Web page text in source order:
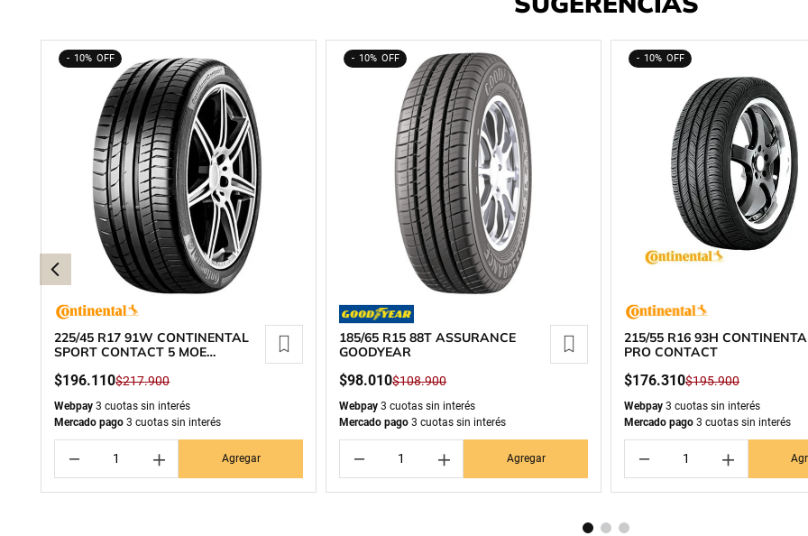
10%
225/45 R17 91W CONTINENTAL
SPORT CONTACT 5 MOE
$196.110$217.900
Webpay 3 cuotas sin interés
Mercado pago 3 cuotas sin interés
＋
－ Agregar
10%
185/65 R15 88T ASSURANCE
GOODYEAR
$98.010$108.900
Webpay 3 cuotas sin interés
Mercado pago 3 cuotas sin interés
＋
－ Agregar
10%
215/55 R16 93H
PRO CONTACT
$176.310$195.900
Webpay 3 cuotas sin interés
Mercado pago 3 cuotas sin interés
＋
－